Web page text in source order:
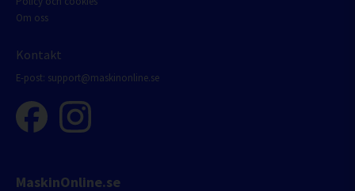
Om oss
Kontakt
E-post: support@maskinonline.se
MaskinOnline.se